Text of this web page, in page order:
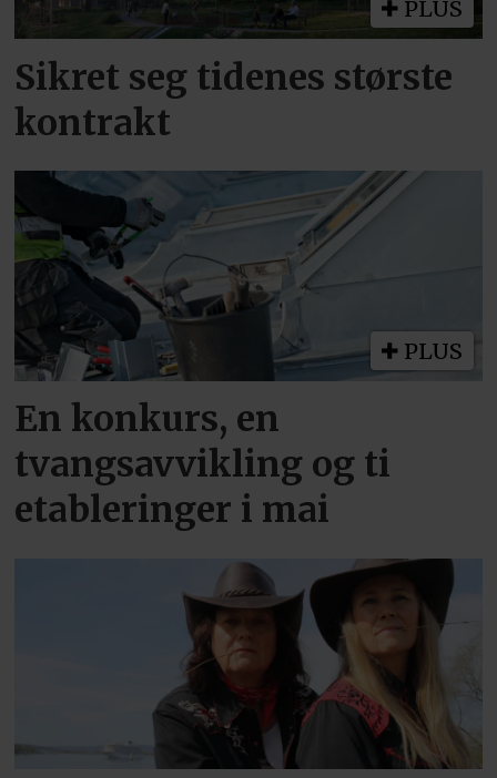
PLUS
Sikret seg tidenes største
kontrakt
PLUS
En konkurs, en
tvangsavvikling og ti
etableringer i mai